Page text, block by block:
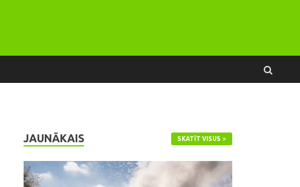
JAUNĀKAIS SKATĪT VISUS